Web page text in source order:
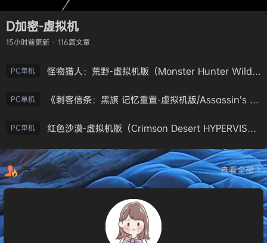
D加密-虚拟机
15小时前更新 · 116篇文章
PC单机 怪物猎人：荒野-虚拟机版（Monster Hunter Wilds HYPERVISOR）免安装中文版
PC单机 《刺客信条：黑旗 记忆重置-虚拟机版/Assassin’s Creed Black Flag Resynced HYPERVISOR》免安装中文版
PC单机 红色沙漠-虚拟机版（Crimson Desert HYPERVISOR）免安装中文版
活跃用户 查看全部